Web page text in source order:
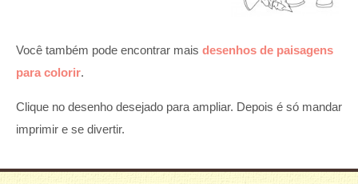
Você também pode encontrar mais desenhos de paisagens
para colorir.
Clique no desenho desejado para ampliar. Depois é só mandar
imprimir e se divertir.